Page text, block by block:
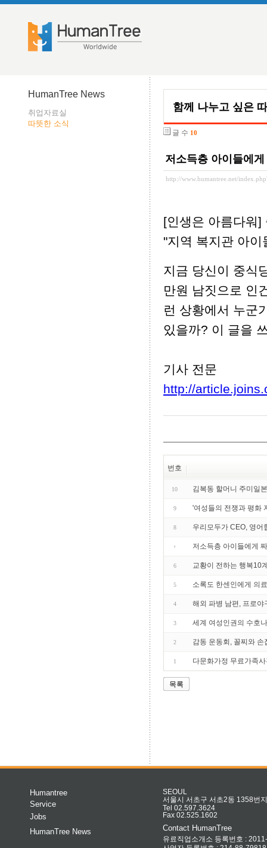
HumanTree News
취업자료실
따뜻한 소식
함께 나누고 싶은
글 수 10
저소득층 아이들에
http://www.humantree.net/
[인생은 아름다워]
"지역 복지관 아
지금 당신이 중식
만원 남짓으로 인
런 상황에서 누군
있을까? 이 글을
기사 전문
http://
번호
10 김복동 할머니 주미일
9 '여성들의 전쟁과 평화
8 우리모두가 CEO, 영어
저소득층 아이들에게
6 교황이 전하는 행복10
5 소록도 한센인에게 의
4 해외 파병 남편, 프로야
3 세계 여성인권의 수호
2 감동 운동회, 꼴찌와
1 다문화가정 무료가족
목록
Humantree
Service
Jobs
HumanTree News
SEOUL
서울시 서초구 서초2동 1358번
Tel 02.597.3624
Fax 02.525.1602
Contact HumanTree
유료직업소개소 등록번호 :